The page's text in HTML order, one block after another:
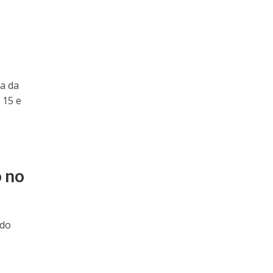
da
e
no